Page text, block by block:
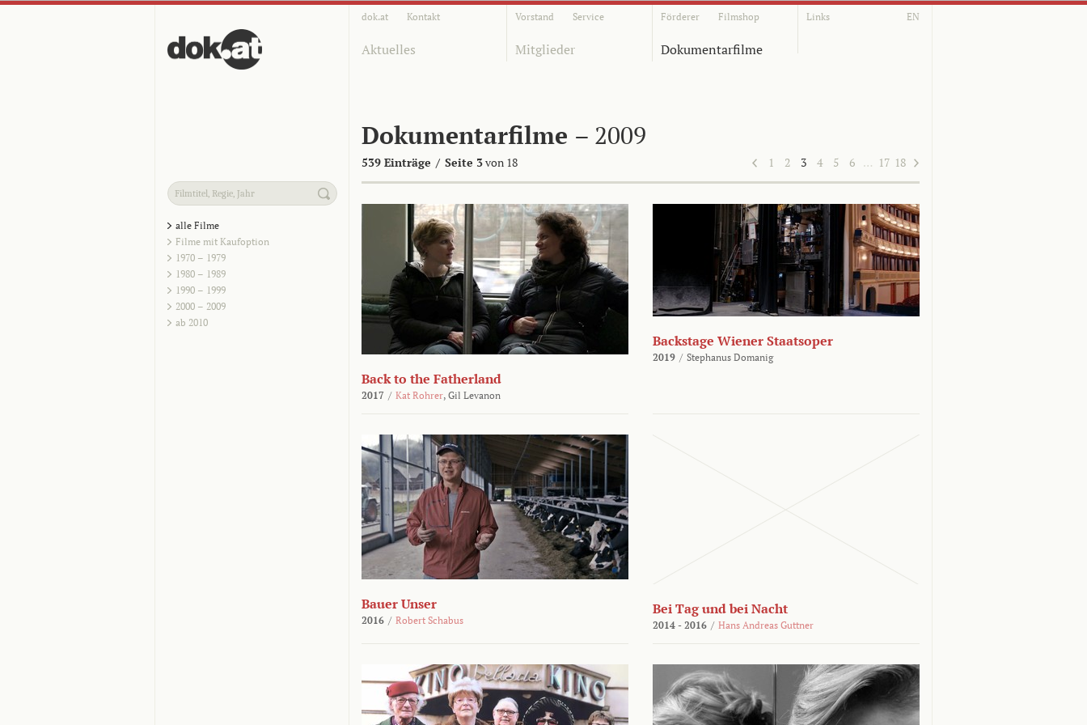
dok.at Kontakt Vorstand Service Förderer Filmshop Links EN
Aktuelles Mitglieder Dokumentarfilme
Dokumentarfilme – 2009
539 Einträge / Seite 3von 18 1 2 3 4 5 6 … 17 18
alle Filme
Filme mit Kaufoption
1970 – 1979
1980 – 1989
1990 – 1999
2000 – 2009
ab 2010
Back to the Fatherland
2017 / Kat Rohrer, Gil Levanon
Backstage Wiener Staatsoper
2019 / Stephanus Domanig
Bauer Unser
2016 / Robert Schabus
Bei Tag und bei Nacht
2014 - 2016 / Hans Andreas Guttner